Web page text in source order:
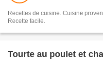
Recettes de cuisine. Cuisine
Recette facile.
Tourte au poulet et